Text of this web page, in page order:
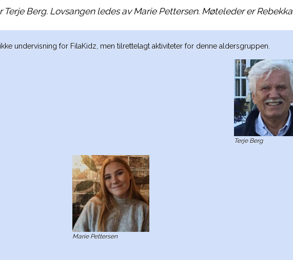
Berg. Lovsangen ledes av Marie Pettersen. Møteleder er Rebekka
undervisning for FilaKidz, men tilrettelagt aktiviteter for denne aldersgruppen.
Terje Berg
Marie Pettersen